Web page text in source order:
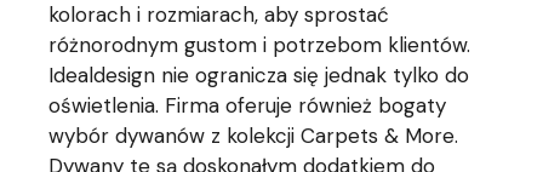
kolorach i rozmiarach, aby sprostać
różnorodnym gustom i potrzebom klientów.
Idealdesign nie ogranicza się jednak tylko do
oświetlenia. Firma oferuje również bogaty
wybór dywanów z kolekcji Carpets & More.
Dywany te są doskonałym dodatkiem do